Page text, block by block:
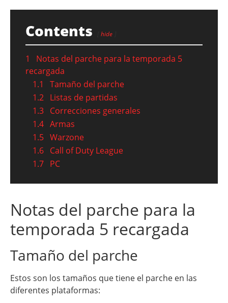
Contents hide
1
Notas del parche para la temporada 5
recargada
1.1
Tamaño del parche
1.2 Listas de partidas
1.3 Correcciones generales
1.4 Armas
1.5 Warzone
1.6 Call of Duty League
1.7 PC
Notas del parche para la
temporada 5 recargada
Tamaño del parche
Estos son los tamaños que tiene el parche en las
diferentes plataformas: